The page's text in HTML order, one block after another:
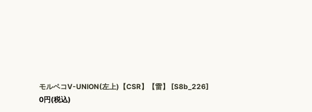
モルペコV-UNION(左上)【CSR】【雷】 [S8b_226]
0円(税込)